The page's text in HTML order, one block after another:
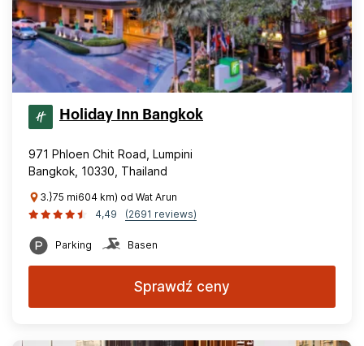
Holiday Inn Bangkok
971 Phloen Chit Road, Lumpini
Bangkok, 10330, Thailand
3.}75 mi604 km) od Wat Arun
4,49
(2691 reviews)
Parking Basen
Sprawdź ceny